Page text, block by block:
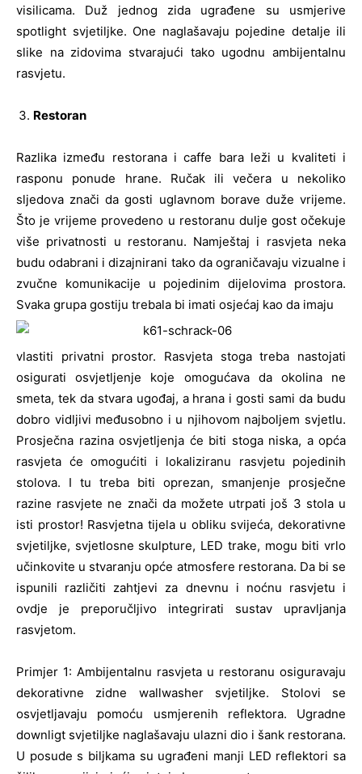
visilicama. Duž jednog zida ugrađene su usmjerive
spotlight svjetiljke. One naglašavaju pojedine detalje ili
slike na zidovima stvarajući tako ugodnu ambijentalnu
rasvjetu.
Restoran
Razlika između restorana i caffe bara leži u kvaliteti i
rasponu ponude hrane. Ručak ili večera u nekoliko
sljedova znači da gosti uglavnom borave duže vrijeme.
Što je vrijeme provedeno u restoranu dulje gost očekuje
više privatnosti u restoranu. Namještaj i rasvjeta neka
budu odabrani i dizajnirani tako da ograničavaju vizualne i
zvučne komunikacije u pojedinim dijelovima prostora.
Svaka grupa gostiju trebala bi imati osjećaj kao da imaju
vlastiti privatni prostor. Rasvjeta stoga treba nastojati
osigurati osvjetljenje koje omogućava da okolina ne
smeta, tek da stvara ugođaj, a hrana i gosti sami da budu
dobro vidljivi međusobno i u njihovom najboljem svjetlu.
Prosječna razina osvjetljenja će biti stoga niska, a opća
rasvjeta će omogućiti i lokaliziranu rasvjetu pojedinih
stolova. I tu treba biti oprezan, smanjenje prosječne
razine rasvjete ne znači da možete utrpati još 3 stola u
isti prostor! Rasvjetna tijela u obliku svijeća, dekorativne
svjetiljke, svjetlosne skulpture, LED trake, mogu biti vrlo
učinkovite u stvaranju opće atmosfere restorana. Da bi se
ispunili različiti zahtjevi za dnevnu i noćnu rasvjetu i
ovdje je preporučljivo integrirati sustav upravljanja
rasvjetom.
Primjer 1: Ambijentalnu rasvjeta u restoranu osiguravaju
dekorativne zidne wallwasher svjetiljke. Stolovi se
osvjetljavaju pomoću usmjerenih reflektora. Ugradne
downligt svjetiljke naglašavaju ulazni dio i šank restorana.
U posude s biljkama su ugrađeni manji LED reflektori sa